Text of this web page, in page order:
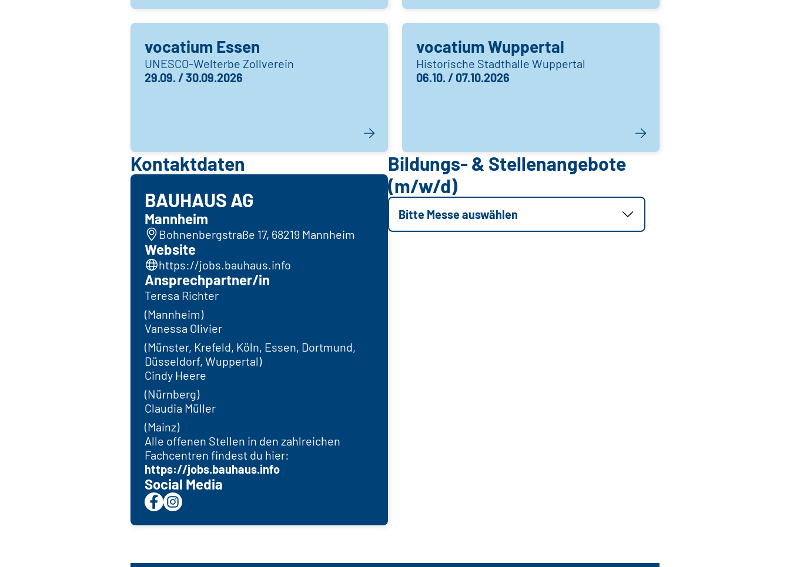
vocatium Essen
UNESCO-Welterbe Zollverein
29.09. / 30.09.2026
vocatium Wuppertal
Historische Stadthalle Wuppertal
06.10. / 07.10.2026
Kontaktdaten
BAUHAUS AG
Mannheim
Bohnenbergstraße 17, 68219 Mannheim
Website
https://jobs.bauhaus.info
Ansprechpartner/in
Teresa Richter
(Mannheim)
Vanessa Olivier
(Münster, Krefeld, Köln, Essen, Dortmund,
Düsseldorf, Wuppertal)
Cindy Heere
(Nürnberg)
Claudia Müller
(Mainz)
Alle offenen Stellen in den zahlreichen
Fachcentren findest du hier:
https://jobs.bauhaus.info
Social Media
Bildungs- & Stellenangebote
(m/w/d)
Bitte Messe auswählen